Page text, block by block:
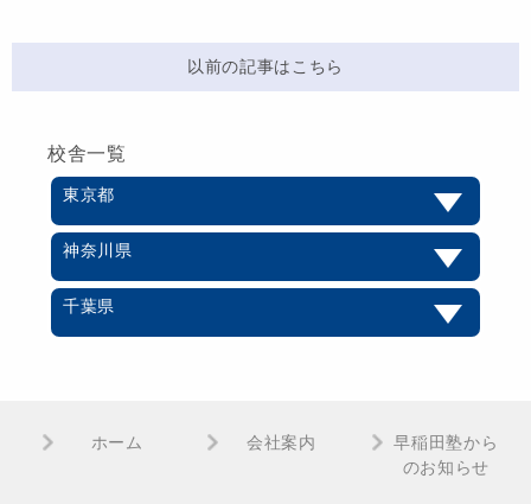
以前の記事はこちら
校舎一覧
東京都
神奈川県
千葉県
ホーム 会社案内
早稲田塾から
のお知らせ